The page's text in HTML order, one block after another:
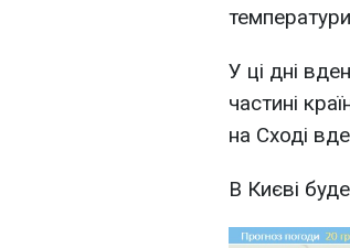
У ці дні
частині
на Сході
В Києві